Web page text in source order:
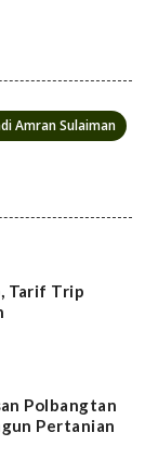
Amran Sulaiman
Tarif Trip
Polbangtan
Pertanian